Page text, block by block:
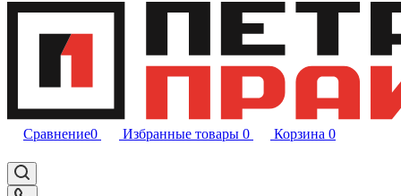
Сравнение0 Избранные товары 0 Корзина 0